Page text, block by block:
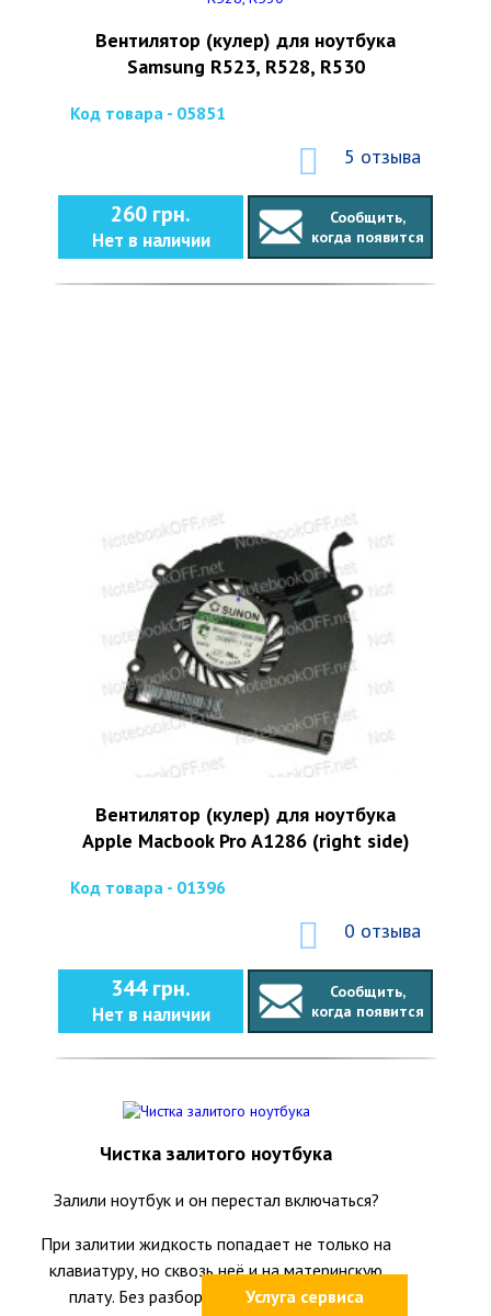
Вентилятор (кулер) для ноутбука
Samsung R523, R528, R530
Код товара - 05851
5 отзыва
260 грн.
Нет в наличии
Сообщить,
когда появится
Вентилятор (кулер) для ноутбука
Apple Macbook Pro A1286 (right side)
Код товара - 01396
0 отзыва
344 грн.
Нет в наличии
Сообщить,
когда появится
Услуга сервиса
Чистка залитого ноутбука
Залили ноутбук и он перестал включаться?
При залитии жидкость попадает не только на
клавиатуру, но сквозь неё и на материнскую
плату. Без разборки ноутбука и оценки